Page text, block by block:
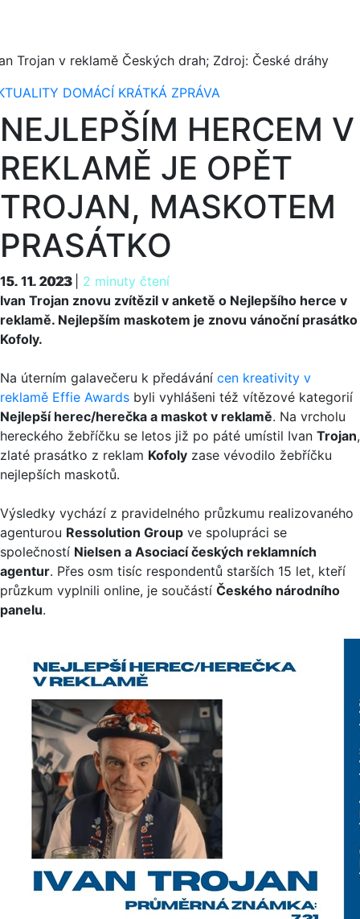
Trojan v reklamě Českých drah; Zdroj: České dráhy
DOMÁCÍ KRÁTKÁ ZPRÁVA
NEJLEPŠÍM HERCEM V
REKLAMĚ JE OPĚT
TROJAN, MASKOTEM
PRASÁTKO
15. 11. 2023 2 minuty čtení
15. 11. 2023
Ivan Trojan znovu zvítězil v anketě o Nejlepšího herce v
reklamě. Nejlepším maskotem je znovu vánoční prasátko
Kofoly.
Na úterním galavečeru k předávání cen kreativity v
reklamě Effie Awards byli vyhlášeni též vítězové kategorií
Nejlepší herec/herečka a maskot v reklamě. Na vrcholu
hereckého žebříčku se letos již po páté umístil Ivan Trojan,
zlaté prasátko z reklam Kofoly zase vévodilo žebříčku
nejlepších maskotů.
Výsledky vychází z pravidelného průzkumu realizovaného
agenturou Ressolution Group ve spolupráci se
společností Nielsen a Asociací českých reklamních
agentur. Přes osm tisíc respondentů starších 15 let, kteří
průzkum vyplnili online, je součástí Českého národního
panelu.